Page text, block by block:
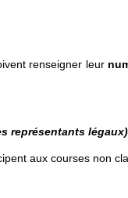
renseigner leur
représentants
aux courses non